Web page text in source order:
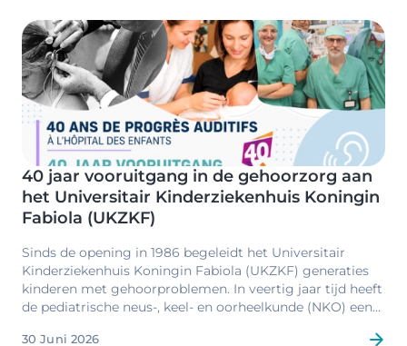
Image
40 jaar vooruitgang in de gehoorzorg aan
het Universitair Kinderziekenhuis Koningin
Fabiola (UKZKF)
Sinds de opening in 1986 begeleidt het Universitair
Kinderziekenhuis Koningin Fabiola (UKZKF) generaties
kinderen met gehoorproblemen. In veertig jaar tijd heeft
de pediatrische neus-, keel- en oorheelkunde (NKO) een
30 Juni 2026